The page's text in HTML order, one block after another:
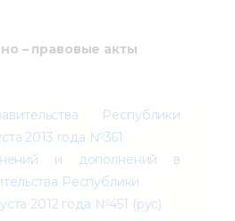
– правовые акты
Республики
2013 года №361
и дополнений в
Республики
2012 года №451 (рус)